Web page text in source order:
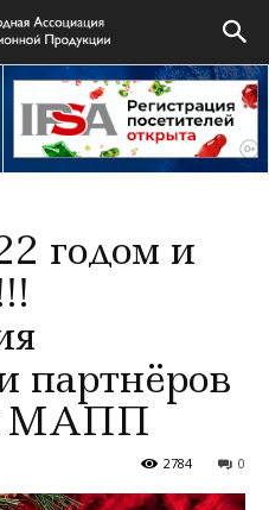
годом и
партнёров
МАПП
0
2784